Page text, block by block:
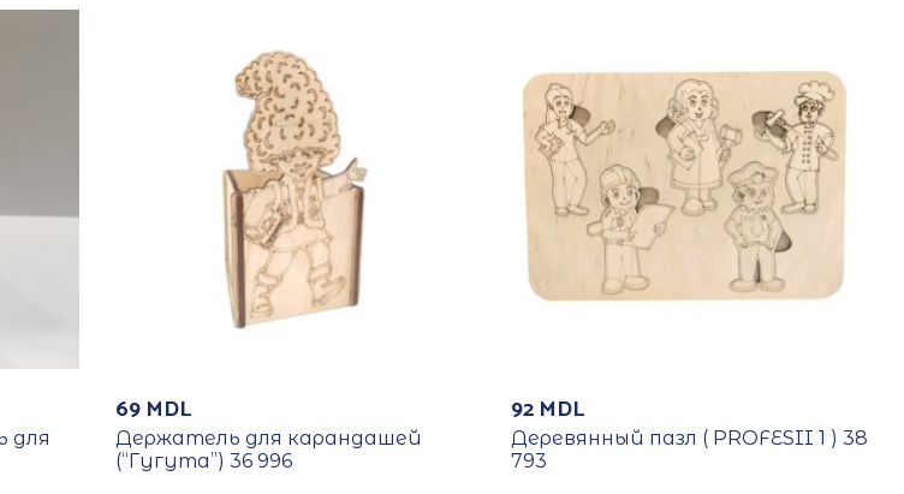
для
69 MDL
Держатель для карандашей
(“Гугута”) 36 996
92 MDL
Деревянный пазл ( PROFESII 1 ) 38
793